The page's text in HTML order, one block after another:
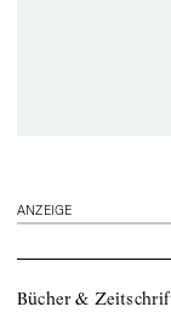
ANZEIGE
Bücher &